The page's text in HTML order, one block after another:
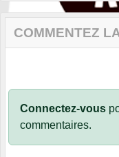
COMMENTEZ
Connectez-vous
commentaires.